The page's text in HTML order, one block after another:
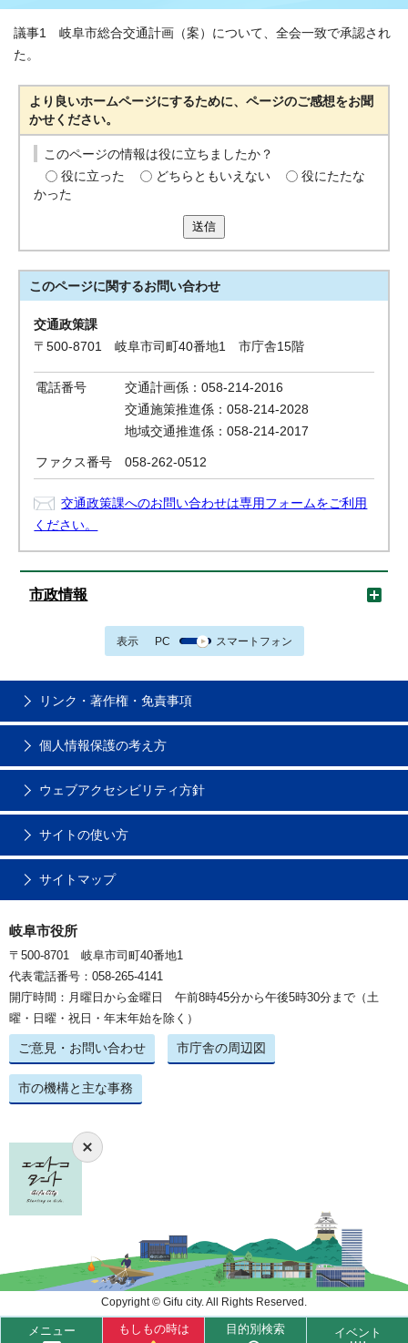
議事1 岐阜市総合交通計画（案）について、全会一致で承認され
た。
より良いホームページにするために、ページのご感想をお聞
かせください。
このページの情報は役に立ちましたか？
役に立った
どちらともいえない
役にたたな
かった
送信
このページに関するお問い合わせ
交通政策課
〒500-8701 岐阜市司町40番地1 市庁舎15階
電話番号
交通計画係：058-214-2016
交通施策推進係：058-214-2028
地域交通推進係：058-214-2017
ファクス番号 058-262-0512
交通政策課へのお問い合わせは専用フォームをご利用
ください。
市政情報
表示 PC スマートフォン
メニュー もしもの時は 目的別検索 イベント
リンク・著作権・免責事項
個人情報保護の考え方
ウェブアクセシビリティ方針
サイトの使い方
サイトマップ
岐阜市役所
〒500-8701 岐阜市司町40番地1
代表電話番号：058-265-4141
開庁時間：月曜日から金曜日 午前8時45分から午後5時30分まで（土
曜・日曜・祝日・年末年始を除く）
ご意見・お問い合わせ 市庁舎の周辺図
市の機構と主な事務
Copyright © Gifu city. All Rights Reserved.